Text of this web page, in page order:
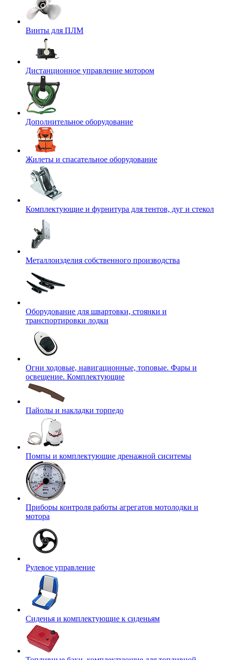
Винты для ПЛМ
Дистанционное управление мотором
Дополнительное оборудование
Жилеты и спасательное оборудование
Комплектующие и фурнитура для тентов, дуг и стекол
Металлоизделия собственного производства
Оборудование для швартовки, стоянки и
транспортировки лодки
Огни ходовые, навигационные, топовые. Фары и
освещение. Комплектующие
Пайолы и накладки торпедо
Помпы и комплектующие дренажной сиситемы
Приборы контроля работы агрегатов мотолодки и
мотора
Рулевое управление
Сиденья и комплектующие к сиденьям